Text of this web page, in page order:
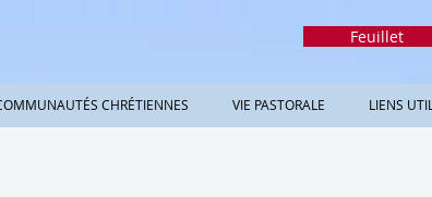
Feuillet
CHRÉTIENNES VIE PASTORALE LIENS